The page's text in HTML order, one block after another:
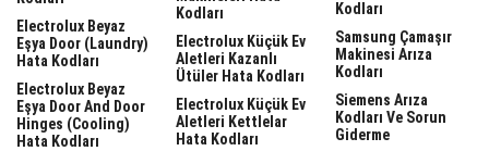
Electrolux Beyaz
Eşya Door (laundry)
Hata Kodları
Electrolux Beyaz
Eşya Door And Door
Hinges (cooling)
Hata Kodları
Kodları
Electrolux Küçük Ev
Aletleri Kazanlı
Ütüler Hata Kodları
Electrolux Küçük Ev
Aletleri Kettlelar
Hata Kodları
Kodları
Samsung Çamaşır
Makinesi Arıza
Kodları
Siemens Arıza
Kodları Ve Sorun
Giderme